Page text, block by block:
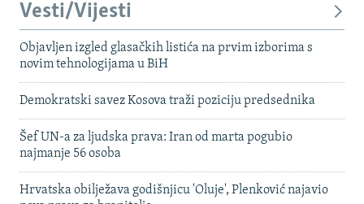
Vesti/Vijesti
Objavljen izgled glasačkih listića na prvim izborima s
novim tehnologijama u BiH
Demokratski savez Kosova traži poziciju predsednika
Šef UN-a za ljudska prava: Iran od marta pogubio
najmanje 56 osoba
Hrvatska obilježava godišnjicu 'Oluje', Plenković najavio